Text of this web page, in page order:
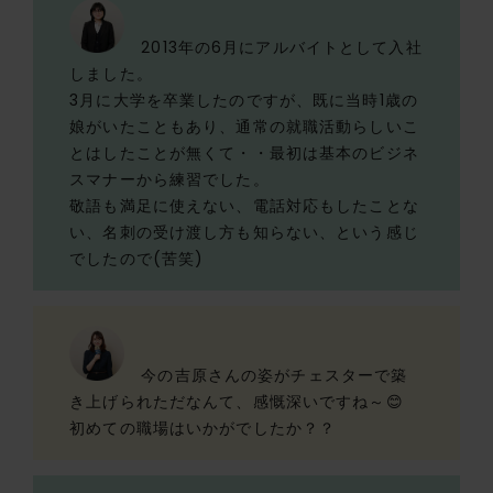
2013年の6月にアルバイトとして入社
しました。
3月に大学を卒業したのですが、既に当時1歳の
娘がいたこともあり、通常の就職活動らしいこ
とはしたことが無くて・・最初は基本のビジネ
スマナーから練習でした。
敬語も満足に使えない、電話対応もしたことな
い、名刺の受け渡し方も知らない、という感じ
でしたので(苦笑)
今の吉原さんの姿がチェスターで築
き上げられただなんて、感慨深いですね～😊
初めての職場はいかがでしたか？？